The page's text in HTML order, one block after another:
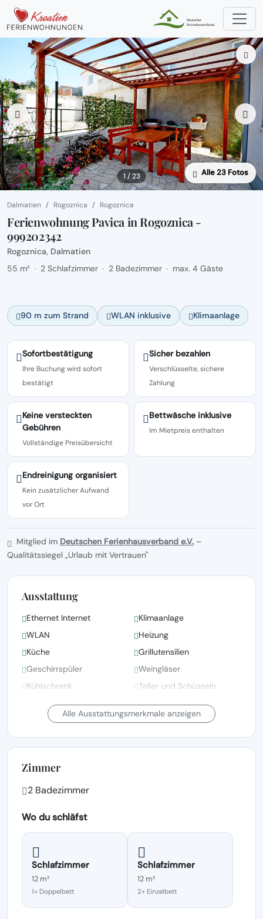
1 / 23 Alle 23 Fotos
Dalmatien Rogoznica Rogoznica
Ferienwohnung Pavica in Rogoznica -
999202342
Rogoznica, Dalmatien
55 m² · 2 Schlafzimmer · 2 Badezimmer · max. 4 Gäste
90 m zum Strand WLAN inklusive Klimaanlage
Sofortbestätigung
Ihre Buchung wird sofort
bestätigt
Sicher bezahlen
Verschlüsselte, sichere
Zahlung
Keine versteckten
Gebühren
Vollständige Preisübersicht
Bettwäsche inklusive
Im Mietpreis enthalten
Endreinigung organisiert
Kein zusätzlicher Aufwand
vor Ort
Mitglied im Deutschen Ferienhausverband e.V. –
Qualitätssiegel „Urlaub mit Vertrauen"
Ausstattung
Ethernet Internet
Klimaanlage
WLAN
Heizung
Küche
Grillutensilien
Geschirrspüler
Weingläser
Kühlschrank
Teller und Schüsseln
Elektrischer Wasserkocher
Gefrierschrank
Alle Ausstattungsmerkmale anzeigen
Zimmer
2 Badezimmer
Wo du schläfst
Schlafzimmer
12 m²
1× Doppelbett
Schlafzimmer
12 m²
2× Einzelbett